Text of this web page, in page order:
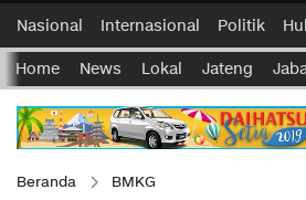
Nasional Internasional Politik
Home News Lokal Jateng
Beranda BMKG